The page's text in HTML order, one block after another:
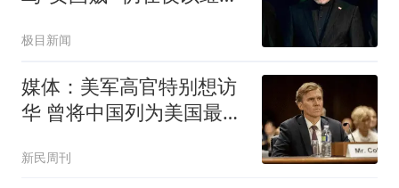
极目新闻
媒体：美军高官特别想访
华 曾将中国列为美国最大
新民周刊